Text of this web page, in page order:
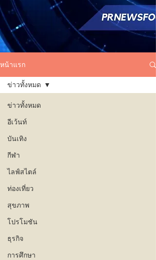
หน้าแรก
ข่าวทั้งหมด
อีเว้นท์
บันเทิง
กีฬา
ไลฟ์สไตล์
ท่องเที่ยว
สุขภาพ
โปรโมชัน
ธุรกิจ
การศึกษา
ข่าวทั้งหมด